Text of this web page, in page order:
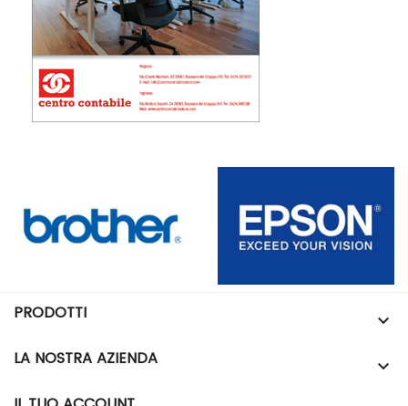
PRODOTTI 
LA NOSTRA AZIENDA 